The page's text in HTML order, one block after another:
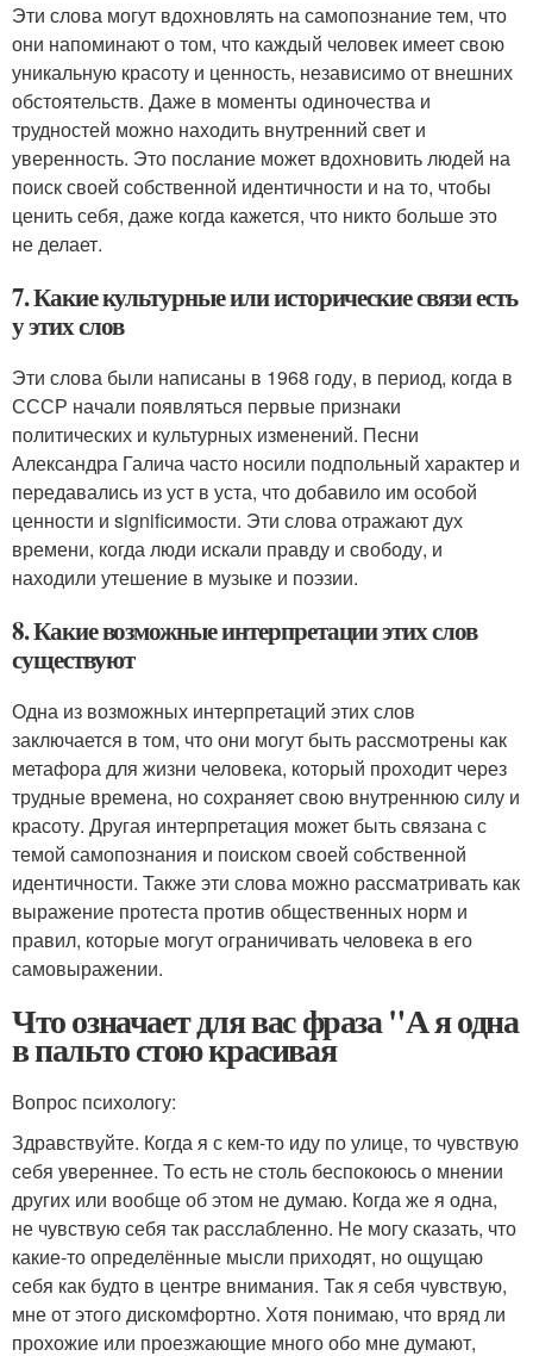
Эти слова могут вдохновлять на самопознание тем, что
они напоминают о том, что каждый человек имеет свою
уникальную красоту и ценность, независимо от внешних
обстоятельств. Даже в моменты одиночества и
трудностей можно находить внутренний свет и
уверенность. Это послание может вдохновить людей на
поиск своей собственной идентичности и на то, чтобы
ценить себя, даже когда кажется, что никто больше это
не делает.
7. Какие культурные или исторические связи есть
у этих слов
Эти слова были написаны в 1968 году, в период, когда в
СССР начали появляться первые признаки
политических и культурных изменений. Песни
Александра Галича часто носили подпольный характер и
передавались из уст в уста, что добавило им особой
ценности и significимости. Эти слова отражают дух
времени, когда люди искали правду и свободу, и
находили утешение в музыке и поэзии.
8. Какие возможные интерпретации этих слов
существуют
Одна из возможных интерпретаций этих слов
заключается в том, что они могут быть рассмотрены как
метафора для жизни человека, который проходит через
трудные времена, но сохраняет свою внутреннюю силу и
красоту. Другая интерпретация может быть связана с
темой самопознания и поиском своей собственной
идентичности. Также эти слова можно рассматривать как
выражение протеста против общественных норм и
правил, которые могут ограничивать человека в его
самовыражении.
Что означает для вас фраза "А я одна
в пальто стою красивая
Вопрос психологу:
Здравствуйте. Когда я с кем-то иду по улице, то чувствую
себя увереннее. То есть не столь беспокоюсь о мнении
других или вообще об этом не думаю. Когда же я одна,
не чувствую себя так расслабленно. Не могу сказать, что
какие-то определённые мысли приходят, но ощущаю
себя как будто в центре внимания. Так я себя чувствую,
мне от этого дискомфортно. Хотя понимаю, что вряд ли
прохожие или проезжающие много обо мне думают,